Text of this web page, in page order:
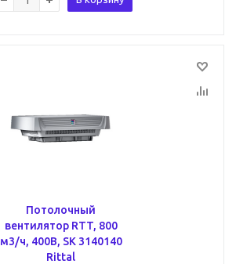
Потолочный
вентилятор RTT, 800
м3/ч, 400В, SK 3140140
Rittal